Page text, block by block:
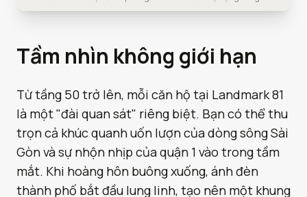
Tầm nhìn không giới hạn
Từ tầng 50 trở lên, mỗi căn hộ tại Landmark 81
là một "đài quan sát" riêng biệt. Bạn có thể thu
trọn cả khúc quanh uốn lượn của dòng sông Sài
Gòn và sự nhộn nhịp của quận 1 vào trong tầm
mắt. Khi hoàng hôn buông xuống, ánh đèn
thành phố bắt đầu lung linh, tạo nên một khung